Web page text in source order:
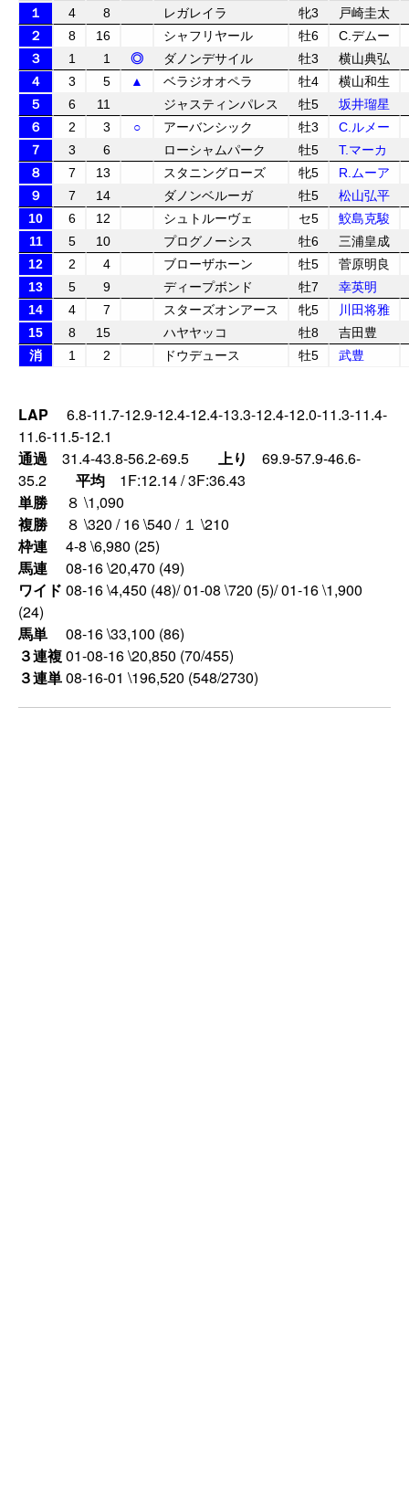
１ 4 8 レガレイラ 牝3
戸崎圭太
２
8 16 シャフリヤール 牡6
C.デムー
３
1 1 ◎ ダノンデサイル 牡3
横山典弘
４
3 5 ▲ ベラジオオペラ 牡4
横山和生
５
6 11 ジャスティンパレス 牡5
坂井瑠星
６
2 3 ○ アーバンシック 牡3
C.ルメー
７
3 6 ローシャムパーク 牡5
T.マーカ
８
7 13 スタニングローズ 牝5
R.ムーア
９
7 14 ダノンベルーガ 牡5
松山弘平
10
6 12 シュトルーヴェ セ5
鮫島克駿
11
5 10 プログノーシス 牡6
三浦皇成
12
2 4 ブローザホーン 牡5
菅原明良
13
5 9 ディープボンド 牡7
幸英明
14
4 7 スターズオンアース 牝5
川田将雅
15
8 15 ハヤヤッコ 牡8
吉田豊
消
1 2 ドウデュース 牡5 武豊
LAP 6.8-11.7-12.9-12.4-12.4-13.3-12.4-12.0-11.3-11.4-
11.6-11.5-12.1
通過 31.4-43.8-56.2-69.5 上り 69.9-57.9-46.6-
35.2 平均 1F:12.14 / 3F:36.43
単勝
８ \1,090
複勝
８ \320 / 16 \540 / １ \210
枠連
4-8 \6,980 (25)
馬連
08-16 \20,470 (49)
ワイド 08-16 \4,450 (48)/ 01-08 \720 (5)/ 01-16 \1,900
(24)
馬単
08-16 \33,100 (86)
３連複01-08-16 \20,850 (70/455)
３連単08-16-01 \196,520 (548/2730)